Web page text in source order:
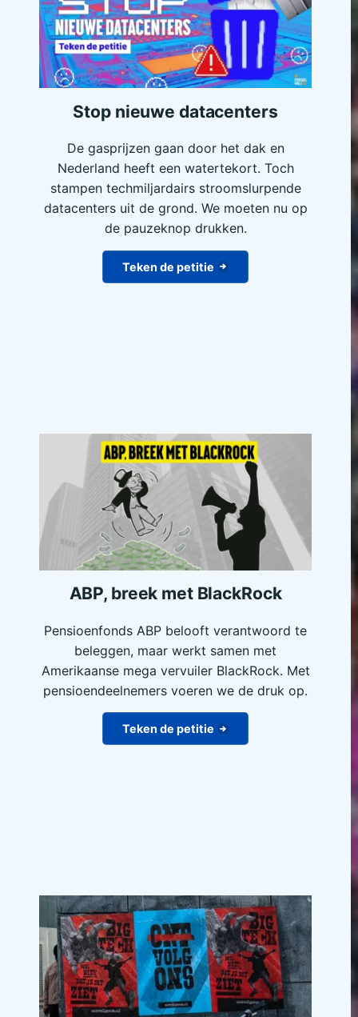
Stop nieuwe datacenters
De gasprijzen gaan door het dak en
Nederland heeft een watertekort. Toch
stampen techmiljardairs stroomslurpende
datacenters uit de grond. We moeten nu op
de pauzeknop drukken.
Teken de petitie
ABP, breek met BlackRock
Pensioenfonds ABP belooft verantwoord te
beleggen, maar werkt samen met
Amerikaanse mega vervuiler BlackRock. Met
pensioendeelnemers voeren we de druk op.
Teken de petitie